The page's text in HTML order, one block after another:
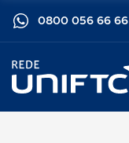
0800 056 66 66